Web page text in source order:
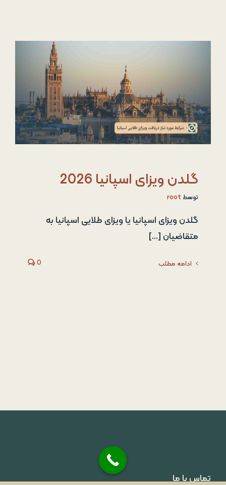
گلدن ویزای اسپانیا 2026
توسط root
گلدن ویزای اسپانیا یا ویزای طلایی اسپانیا به
متقاضیان [...]
ادامه مطلب 0
تماس با ما